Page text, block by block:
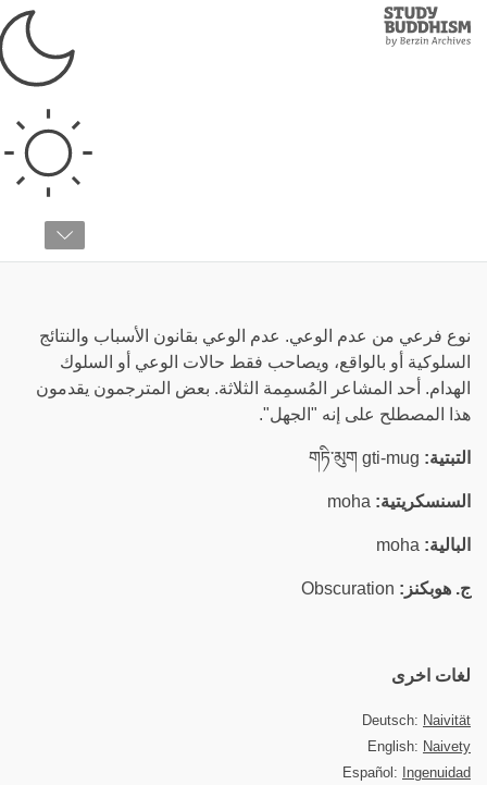
Study
Buddhism
نوع فرعي من عدم الوعي. عدم الوعي بقانون الأسباب والنتائج
السلوكية أو بالواقع، ويصاحب فقط حالات الوعي أو السلوك
الهدام. أحد المشاعر المُسمِمة الثلاثة. بعض المترجمون يقدمون
هذا المصطلح على إنه "الجهل".
التبتية:
السنسكريتية:
البالية:
ج. هوبكنز:
لغات اخرى
Deutsch: Naivität
English: Naivety
Español:
Ingenuidad